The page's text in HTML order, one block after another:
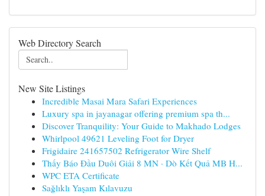
Web Directory Search
New Site Listings
Incredible Masai Mara Safari Experiences
Luxury spa in jayanagar offering premium spa th...
Discover Tranquility: Your Guide to Makhado Lodges
Whirlpool 49621 Leveling Foot for Dryer
Frigidaire 241657502 Refrigerator Wire Shelf
Thấy Báo Đầu Duôi Giải 8 MN · Dò Kết Quả MB H...
WPC ETA Certificate
Sağlıklı Yaşam Kılavuzu